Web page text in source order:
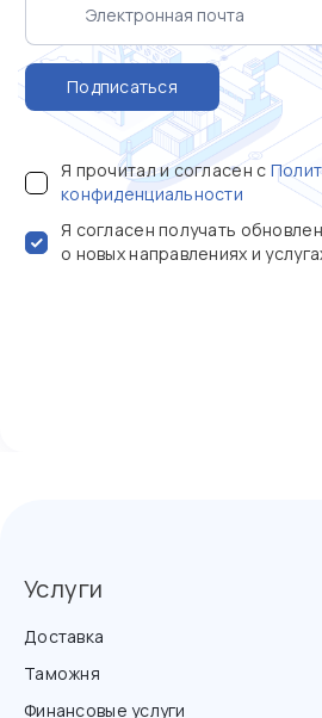
Подписаться
Я прочитал и согласен с
конфиденциальности
Я согласен получать
о новых направлениях и
Услуги
Доставка
Таможня
Финансовые услуги